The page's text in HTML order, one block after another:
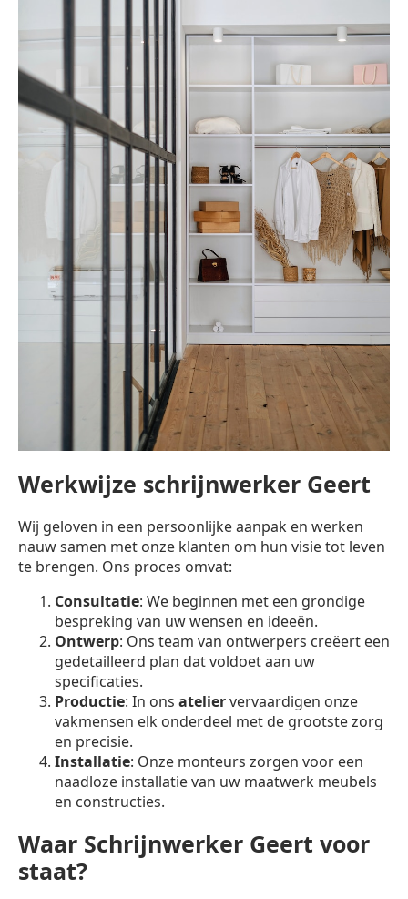
Werkwijze schrijnwerker Geert
Wij geloven in een persoonlijke aanpak en werken
nauw samen met onze klanten om hun visie tot leven
te brengen. Ons proces omvat:
Consultatie: We beginnen met een grondige
bespreking van uw wensen en ideeën.
Ontwerp: Ons team van ontwerpers creëert een
gedetailleerd plan dat voldoet aan uw
specificaties.
Productie: In ons ateliervervaardigen onze
vakmensen elk onderdeel met de grootste zorg
en precisie.
Installatie: Onze monteurs zorgen voor een
naadloze installatie van uw maatwerk meubels
en constructies.
Waar Schrijnwerker Geert voor
staat?